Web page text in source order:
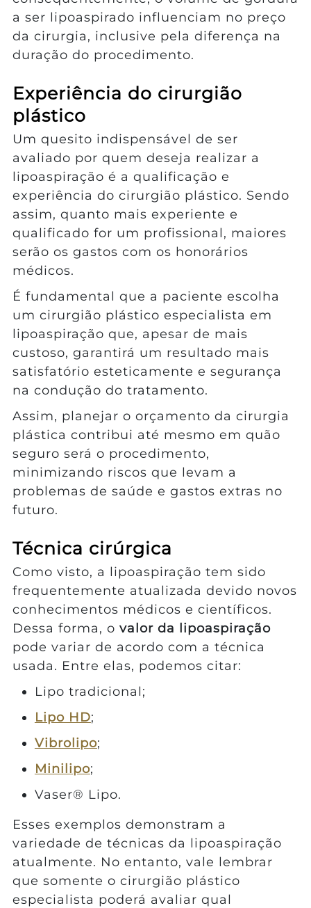
a ser lipoaspirado influenciam no preço
da cirurgia, inclusive pela diferença na
duração do procedimento.
Experiência do cirurgião
plástico
Um quesito indispensável de ser
avaliado por quem deseja realizar a
lipoaspiração é a qualificação e
experiência do cirurgião plástico. Sendo
assim, quanto mais experiente e
qualificado for um profissional, maiores
serão os gastos com os honorários
médicos.
É fundamental que a paciente escolha
um cirurgião plástico especialista em
lipoaspiração que, apesar de mais
custoso, garantirá um resultado mais
satisfatório esteticamente e segurança
na condução do tratamento.
Assim, planejar o orçamento da cirurgia
plástica contribui até mesmo em quão
seguro será o procedimento,
minimizando riscos que levam a
problemas de saúde e gastos extras no
futuro.
Técnica cirúrgica
Como visto, a lipoaspiração tem sido
frequentemente atualizada devido novos
conhecimentos médicos e científicos.
Dessa forma, o valor da lipoaspiração
pode variar de acordo com a técnica
usada. Entre elas, podemos citar:
Lipo tradicional;
Lipo HD;
Vibrolipo;
Minilipo;
Vaser® Lipo.
Esses exemplos demonstram a
variedade de técnicas da lipoaspiração
atualmente. No entanto, vale lembrar
que somente o cirurgião plástico
especialista poderá avaliar qual